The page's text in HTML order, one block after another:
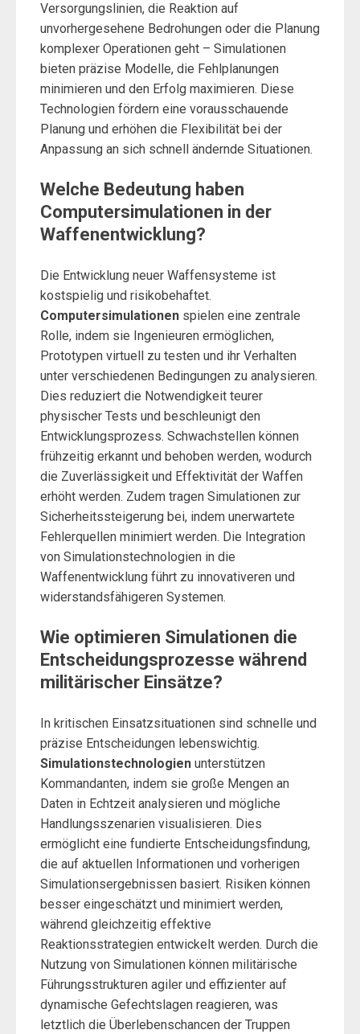
Versorgungslinien, die Reaktion auf
unvorhergesehene Bedrohungen oder die Planung
komplexer Operationen geht – Simulationen
bieten präzise Modelle, die Fehlplanungen
minimieren und den Erfolg maximieren. Diese
Technologien fördern eine vorausschauende
Planung und erhöhen die Flexibilität bei der
Anpassung an sich schnell ändernde Situationen.
Welche Bedeutung haben
Computersimulationen in der
Waffenentwicklung?
Die Entwicklung neuer Waffensysteme ist
kostspielig und risikobehaftet.
Computersimulationen spielen eine zentrale
Rolle, indem sie Ingenieuren ermöglichen,
Prototypen virtuell zu testen und ihr Verhalten
unter verschiedenen Bedingungen zu analysieren.
Dies reduziert die Notwendigkeit teurer
physischer Tests und beschleunigt den
Entwicklungsprozess. Schwachstellen können
frühzeitig erkannt und behoben werden, wodurch
die Zuverlässigkeit und Effektivität der Waffen
erhöht werden. Zudem tragen Simulationen zur
Sicherheitssteigerung bei, indem unerwartete
Fehlerquellen minimiert werden. Die Integration
von Simulationstechnologien in die
Waffenentwicklung führt zu innovativeren und
widerstandsfähigeren Systemen.
Wie optimieren Simulationen die
Entscheidungsprozesse während
militärischer Einsätze?
In kritischen Einsatzsituationen sind schnelle und
präzise Entscheidungen lebenswichtig.
Simulationstechnologien unterstützen
Kommandanten, indem sie große Mengen an
Daten in Echtzeit analysieren und mögliche
Handlungsszenarien visualisieren. Dies
ermöglicht eine fundierte Entscheidungsfindung,
die auf aktuellen Informationen und vorherigen
Simulationsergebnissen basiert. Risiken können
besser eingeschätzt und minimiert werden,
während gleichzeitig effektive
Reaktionsstrategien entwickelt werden. Durch die
Nutzung von Simulationen können militärische
Führungsstrukturen agiler und effizienter auf
dynamische Gefechtslagen reagieren, was
letztlich die Überlebenschancen der Truppen